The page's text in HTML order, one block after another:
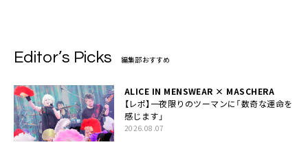
Editor’s Picks 編集部おすすめ
ALICE IN MENSWEAR × MASCHERA
【レポ】一夜限りのツーマンに「数奇な運命を
感じます」
2026.08.07